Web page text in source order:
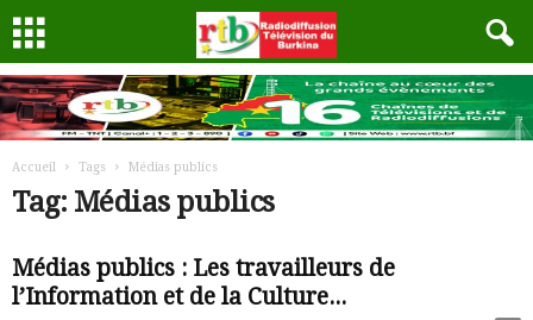
Accueil Tags Médias publics
Tag: Médias publics
Médias publics : Les travailleurs de
l’Information et de la Culture...